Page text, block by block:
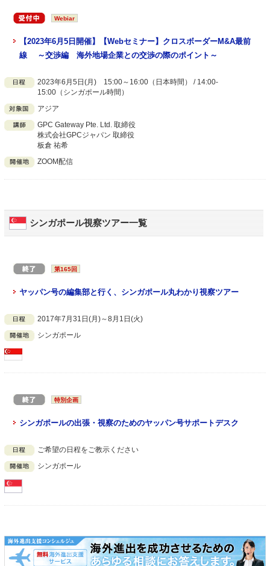
Webiar
【2023年6月5日開催】【Webセミナー】クロスボーダーM&A最前
線 ～交渉編 海外地場企業との交渉の際のポイント～
2023年6月5日(月) 15:00～16:00（日本時間） / 14:00-
15:00（シンガポール時間）
アジア
GPC Gateway Pte. Ltd. 取締役
株式会社GPCジャパン 取締役
板倉 祐希
ZOOM配信
シンガポール視察ツアー一覧
第165回
ヤッパン号の編集部と行く、シンガポール丸わかり視察ツアー
2017年7月31日(月)～8月1日(火)
シンガポール
特別企画
シンガポールの出張・視察のためのヤッパン号サポートデスク
ご希望の日程をご教示ください
シンガポール